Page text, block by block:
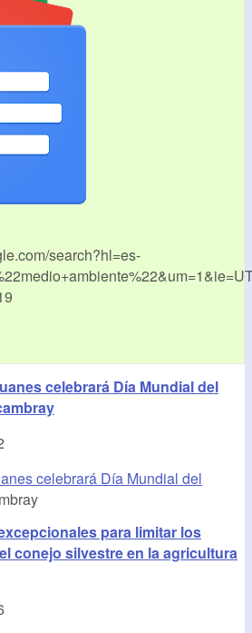
search?hl=es-
celebrará Día Mundial del
celebrará Día Mundial del
para limitar los
conejo silvestre en la agricultura